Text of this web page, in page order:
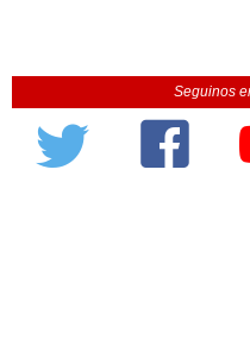
Seguinos